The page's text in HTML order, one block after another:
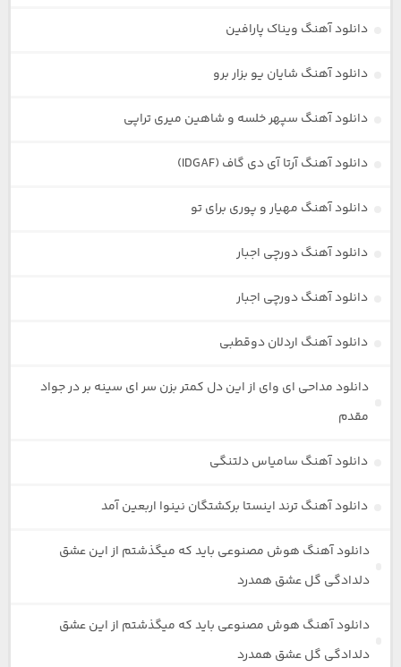
دانلود آهنگ ویناک پارافین
دانلود آهنگ شایان یو بزار برو
دانلود آهنگ سپهر خلسه و شاهین میری تراپی
دانلود آهنگ آرتا آی دی گاف (IDGAF)
دانلود آهنگ مهیار و پوری برای تو
دانلود آهنگ دورچی اجبار
دانلود آهنگ دورچی اجبار
دانلود آهنگ اردلان دوقطبی
دانلود مداحی ای وای از این دل کمتر بزن سر ای سینه بر در جواد
مقدم
دانلود آهنگ سامیاس دلتنگی
دانلود آهنگ ترند اینستا برکشتگان نینوا اربعین آمد
دانلود آهنگ هوش مصنوعی باید که میگذشتم از این عشق
دلدادگی گل عشق همدرد
دانلود آهنگ هوش مصنوعی باید که میگذشتم از این عشق
دلدادگی گل عشق همدرد